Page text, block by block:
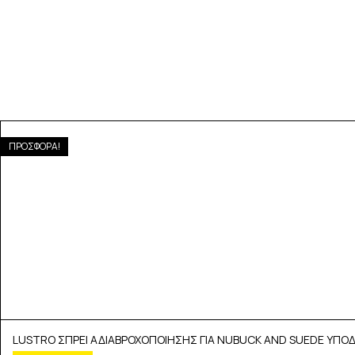
ΠΡΟΣΦΟΡΑ!
LUSTRO ΣΠΡΕΙ ΑΔΙΑΒΡΟΧΟΠΟΙΗΣΗΣ ΓΙΑ NUBUCK AND SUEDE